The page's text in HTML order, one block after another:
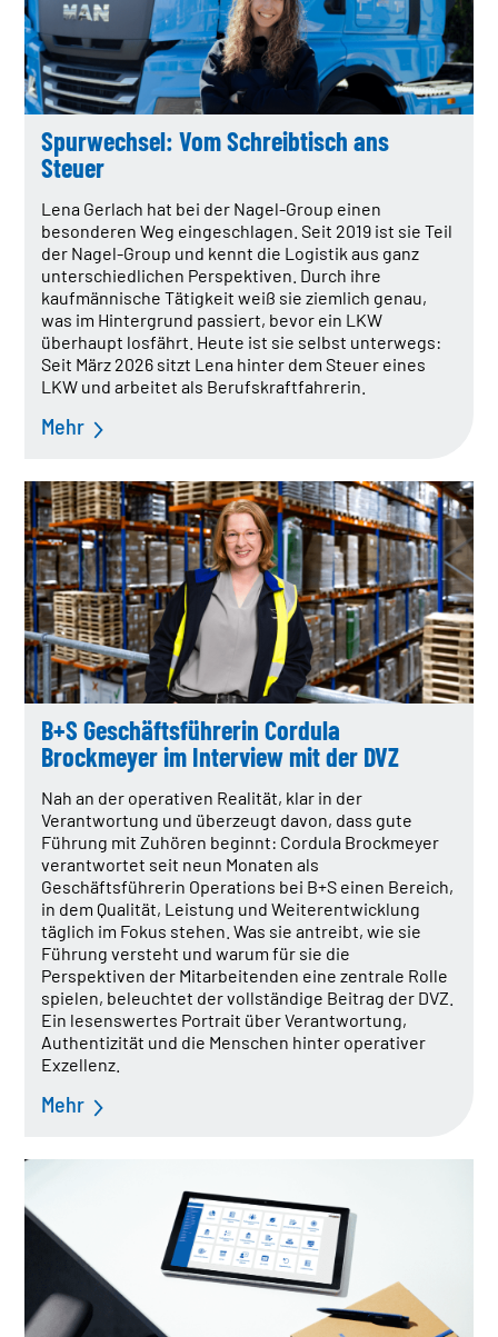
Spurwechsel: Vom Schreibtisch ans
Steuer
Lena Gerlach hat bei der Nagel-Group einen
besonderen Weg eingeschlagen. Seit 2019 ist sie Teil
der Nagel-Group und kennt die Logistik aus ganz
unterschiedlichen Perspektiven. Durch ihre
kaufmännische Tätigkeit weiß sie ziemlich genau,
was im Hintergrund passiert, bevor ein LKW
überhaupt losfährt. Heute ist sie selbst unterwegs:
Seit März 2026 sitzt Lena hinter dem Steuer eines
LKW und arbeitet als Berufskraftfahrerin.
Mehr
B+S Geschäftsführerin Cordula
Brockmeyer im Interview mit der DVZ
Nah an der operativen Realität, klar in der
Verantwortung und überzeugt davon, dass gute
Führung mit Zuhören beginnt: Cordula Brockmeyer
verantwortet seit neun Monaten als
Geschäftsführerin Operations bei B+S einen Bereich,
in dem Qualität, Leistung und Weiterentwicklung
täglich im Fokus stehen. Was sie antreibt, wie sie
Führung versteht und warum für sie die
Perspektiven der Mitarbeitenden eine zentrale Rolle
spielen, beleuchtet der vollständige Beitrag der DVZ.
Ein lesenswertes Portrait über Verantwortung,
Authentizität und die Menschen hinter operativer
Exzellenz.
Mehr